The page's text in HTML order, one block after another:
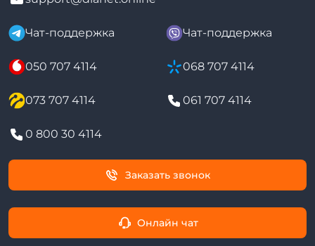
Чат-поддержка Чат-поддержка
050 707 4114 068 707 4114
073 707 4114 061 707 4114
0 800 30 4114
Заказать звонок
Онлайн чат